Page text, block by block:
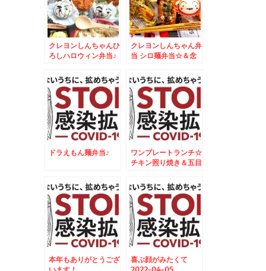
クレヨンしんちゃんひ
ろしハロウィン弁当♪
ランチ♪
クレヨンしんちゃん弁
当 シロ麺弁当☆＆念
ィッシュ３００ｇｗｗ
ｗ
ドラえもん麺弁当♪
ワンプレートランチ☆
チキン照り焼き＆五目
ート☆
本年もありがとうござ
喜ぶ顔がみたくて